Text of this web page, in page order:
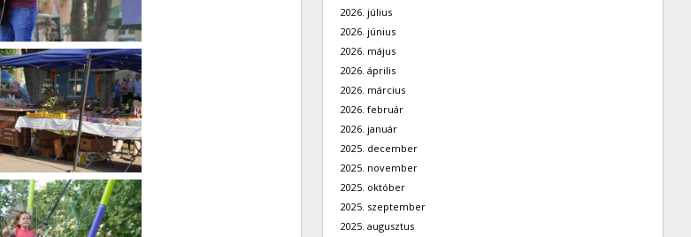
2026. július
2026. június
2026. május
2026. április
2026. március
2026. február
2026. január
2025. december
2025. november
2025. október
2025. szeptember
2025. augusztus